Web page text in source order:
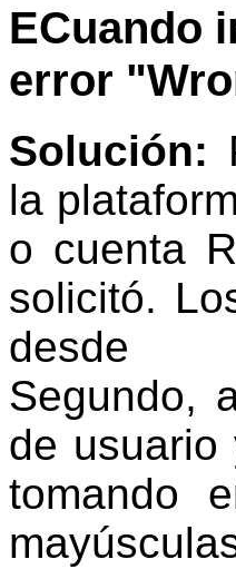
ECuando
error
Solución:
la
o cuenta
solicitó.
Segundo,
de usuario
tomando